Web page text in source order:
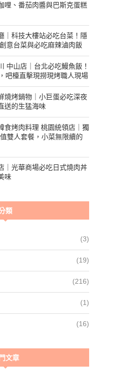
哩、番茄肉醬與巴斯克蛋糕
｜科技大樓站必吃台菜！隱
意台菜與必吃麻辣滷肉飯
中山店｜台北必吃鰻魚飯！
吧檯直擊現撈現烤職人現場
燒烤鍋物｜小巨蛋必吃深夜
送的生猛海味
食烤肉料理 桃園統領店｜獨
雙人套餐，小菜無限續的
｜光華商場必吃日式燒肉丼
味
類
(3)
(19)
(216)
(1)
(16)
文章